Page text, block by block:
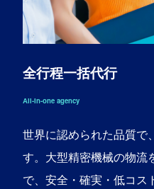
全行程一括代行
All-in-one agency
世界に認められた品質で
す。大型精密機械の物流
で、安全・確実・低コス